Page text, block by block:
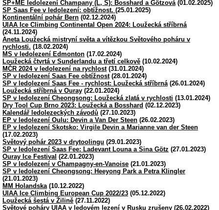
SP+ME ledolezení Champany (L, S): Bosshard a Götzová (01.02.2025)
SP Saas Fee v ledolezení: obtížnost. (25.01.2025)
Kontinentální pohár Bern (02.12.2024)
UIAA Ice Climbing Continental Open 2024: Loužecká stříbrná
(24.11.2024)
Aneta Loužecká mistryní světa a vítězkou Světového poháru v
rychlosti. (18.02.2024)
MS v ledolezení Edmonton (17.02.2024)
Loužecká čtvrtá v Sunderlandu a třetí celkově (10.02.2024)
MČR 2024 v ledolezení na rychlost(31.01.2024)
SP v ledolezení Saas Fee obtížnost(28.01.2024)
SP v ledolezení Saas Fee - rychlost: Loužecká stříbrná (26.01.2024)
Loužecká stříbrná v Ouray (22.01.2024)
SP v ledolezení Cheongsong: Loužecká zlatá v rychlosti (13.01.2024)
Dry Tool Cup Brno 2023: Loužecká a Bosshard (02.12.2023)
Kalendář ledolezeckých závodů (27.10.2023)
EP v ledolezení Oulu: Devin a Van Der Steen (26.02.2023)
EP v ledolezení Skotsko: Virgile Devin a Marianne van der Steen
(17.02.2023)
Světový pohár 2023 v drytoolingu (29.01.2023)
SP v ledolezení Saas Fee: Ladevant Louna a Sina Götz (27.01.2023)
Ouray Ice Festival (22.01.2023)
SP v ledolezení v Champagny-en-Vanoise (21.01.2023)
SP v ledolezení Cheongsong: Heeyong Park a Petra Klingler
(21.01.2023)
MM Holandska (10.12.2022)
UIAA Ice Climbing European Cup 2022/23 (05.12.2022)
Loužecká šestá v Žilině (27.11.2022)
Světové poháry UIAA v ledovém lezení v Rusku zrušeny (26.02.2022)